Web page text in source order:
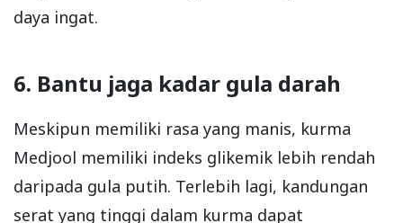
daya ingat.
6. Bantu jaga kadar gula darah
Meskipun memiliki rasa yang manis, kurma
Medjool memiliki indeks glikemik lebih rendah
daripada gula putih. Terlebih lagi, kandungan
serat yang tinggi dalam kurma dapat